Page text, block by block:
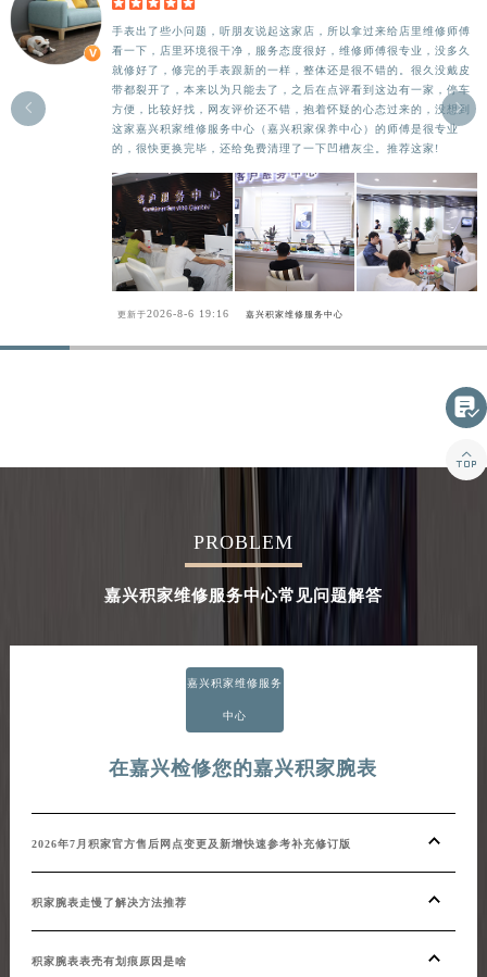
    
手表出了些小问题，听朋友说起这家店，所以拿过来给店里维修师傅
看一下，店里环境很干净，服务态度很好，维修师傅很专业，没多久
就修好了，修完的手表跟新的一样，整体还是很不错的。很久没戴皮
带都裂开了，本来以为只能去了，之后在点评看到这边有一家，停车
方便，比较好找，网友评价还不错，抱着怀疑的心态过来的，没想到
这家嘉兴积家维修服务中心（嘉兴积家保养中心）的师傅是很专业
的，很快更换完毕，还给免费清理了一下凹槽灰尘。推荐这家!
更新于2026-8-6 19:16 嘉兴积家维修服务中心


PROBLEM
嘉兴积家维修服务中心常见问题解答
嘉兴积家维修服务
中心
在嘉兴检修您的嘉兴积家腕表
2026年7月积家官方售后网点变更及新增快速参考补充修订版
积家腕表走慢了解决方法推荐
积家腕表表壳有划痕原因是啥

